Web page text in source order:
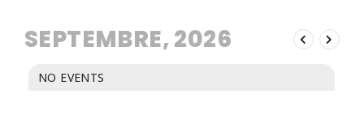
SEPTEMBRE, 2026
NO EVENTS